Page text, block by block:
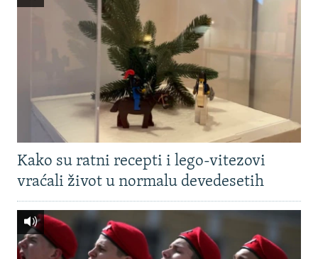
Kako su ratni recepti i lego-vitezovi
vraćali život u normalu devedesetih